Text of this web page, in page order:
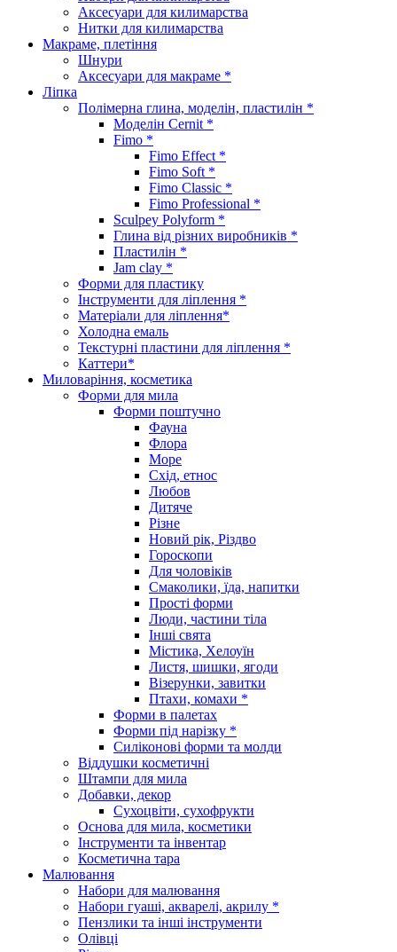
Аксесуари для килимарства
Нитки для килимарства
Макраме, плетіння
Шнури
Аксесуари для макраме *
Ліпка
Полімерна глина, моделін, пластилін *
Моделін Cernit *
Fimo *
Fimo Effect *
Fimo Soft *
Fimo Classic *
Fimo Professional *
Sculpey Polyform *
Глина від різних виробників *
Пластилін *
Jam clay *
Форми для пластику
Інструменти для ліплення *
Матеріали для ліплення*
Холодна емаль
Текстурні пластини для ліплення *
Каттери*
Миловаріння, косметика
Форми для мила
Форми поштучно
Фауна
Флора
Море
Схід, етнос
Любов
Дитяче
Різне
Новий рік, Різдво
Гороскопи
Для чоловіків
Смаколики, їда, напитки
Прості форми
Люди, частини тіла
Інші свята
Містика, Хелоуїн
Листя, шишки, ягоди
Візерунки, завитки
Птахи, комахи *
Форми в палетах
Форми під нарізку *
Силіконові форми та молди
Віддушки косметичні
Штампи для мила
Добавки, декор
Сухоцвіти, сухофрукти
Основа для мила, косметики
Інструменти та інвентар
Косметична тара
Малювання
Набори для малювання
Набори гуаші, акварелі, акрилу *
Пензлики та інші інструменти
Олівці